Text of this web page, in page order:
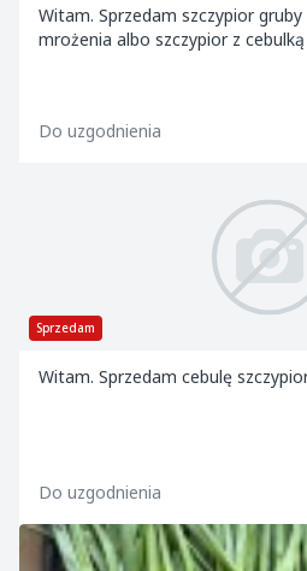
Witam. Sprzedam szczypior
mrożenia albo szczypior z cebulką
Do uzgodnienia
Sprzedam
Witam. Sprzedam cebulę
Do uzgodnienia